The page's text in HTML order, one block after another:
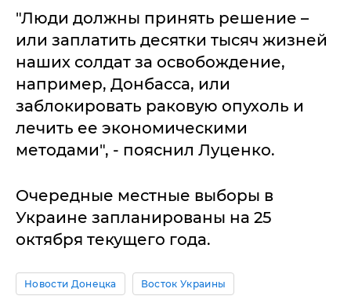
"Люди должны принять решение –
или заплатить десятки тысяч жизней
наших солдат за освобождение,
например, Донбасса, или
заблокировать раковую опухоль и
лечить ее экономическими
методами", - пояснил Луценко.
Очередные местные выборы в
Украине запланированы на 25
октября текущего года.
Новости Донецка Восток Украины